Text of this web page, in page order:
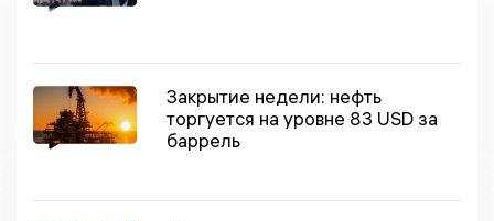
Закрытие недели: нефть
торгуется на уровне 83 USD за
баррель